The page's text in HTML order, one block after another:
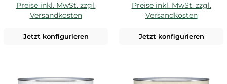
Preise inkl. MwSt. zzgl.
Versandkosten
Jetzt konfigurieren
Preise inkl. MwSt. zzgl.
Versandkosten
Jetzt konfigurieren